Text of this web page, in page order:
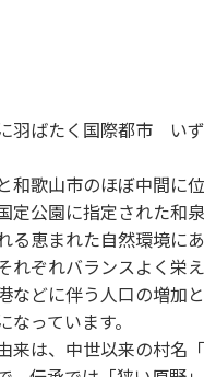
羽ばたく国際都市 い
和歌山市のほぼ中間に
定公園に指定された和
る恵まれた自然環境に
れぞれバランスよく栄
などに伴う人口の増加
なっています。
来は、中世以来の村名